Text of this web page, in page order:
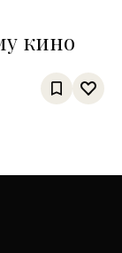
кино